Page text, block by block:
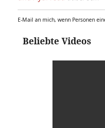
E-Mail an mich, wenn Personen
Beliebte Videos